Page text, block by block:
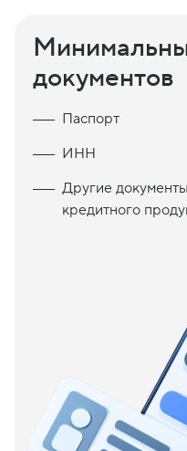
документов
Паспорт
ИНН
Другие
кредитного